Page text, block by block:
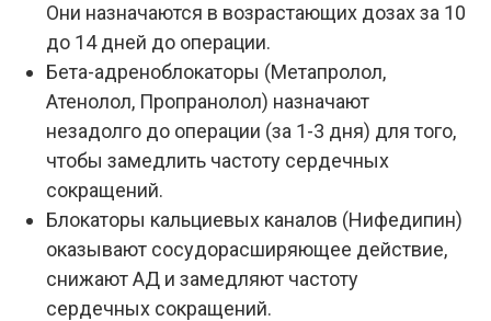
Они назначаются в возрастающих дозах за 10
до 14 дней до операции.
Бета-адреноблокаторы (Метапролол,
Атенолол, Пропранолол) назначают
незадолго до операции (за 1-3 дня) для того,
чтобы замедлить частоту сердечных
сокращений.
Блокаторы кальциевых каналов (Нифедипин)
оказывают сосудорасширяющее действие,
снижают АД и замедляют частоту
сердечных сокращений.